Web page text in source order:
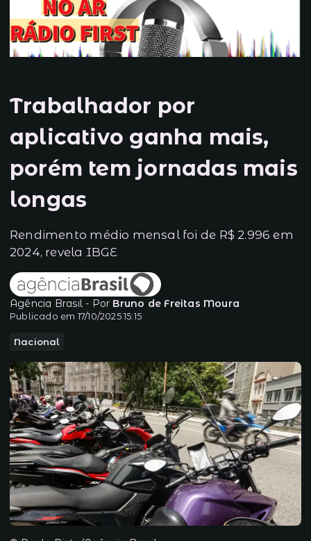
Trabalhador por
aplicativo ganha mais,
porém tem jornadas mais
longas
Rendimento médio mensal foi de R$ 2.996 em
2024, revela IBGE
Agência Brasil - Por Bruno de Freitas Moura
Publicado em 17/10/2025 15:15
Nacional